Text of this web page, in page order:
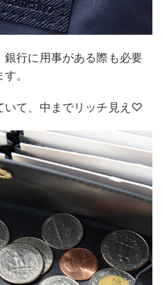
行に用事がある際も必要
。
いて、中までリッチ見え♡